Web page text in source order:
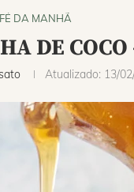
DA MANHÃ
DE
Atualizado: 13/